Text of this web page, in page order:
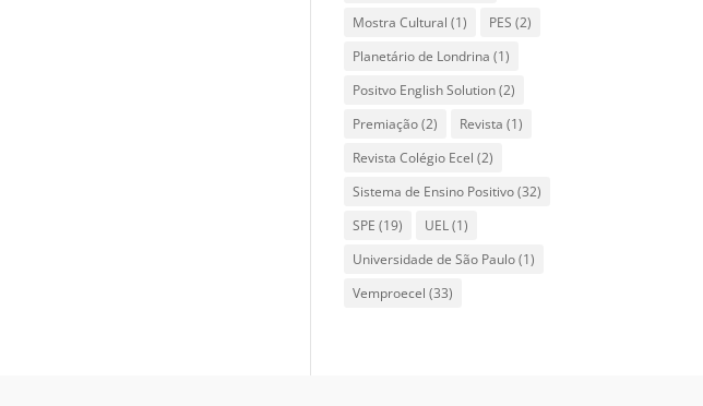
Mostra Cultural (1) PES (2)
Planetário de Londrina (1)
Positvo English Solution(2)
Premiação(2) Revista (1)
Revista Colégio Ecel (2)
Sistema de Ensino Positivo(32)
SPE (19) UEL(1)
Universidade de São Paulo(1)
Vemproecel (33)